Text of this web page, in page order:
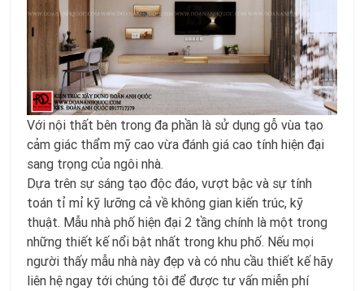
Với nội thất bên trong đa phần là sử dụng gỗ vùa tạo
cảm giác thẩm mỹ cao vừa đánh giá cao tính hiện đại
sang trọng của ngôi nhà.
Dựa trên sự sáng tạo độc đáo, vượt bậc và sự tính
toán tỉ mỉ kỹ lưỡng cả về không gian kiến trúc, kỹ
thuật. Mẫu nhà phố hiện đại 2 tầng chính là một trong
những thiết kế nổi bật nhất trong khu phố. Nếu mọi
người thấy mẫu nhà này đẹp và có nhu cầu thiết kế hãy
liên hệ ngay tới chúng tôi để được tư vấn miễn phí